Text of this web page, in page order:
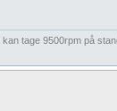
tage 9500rpm på